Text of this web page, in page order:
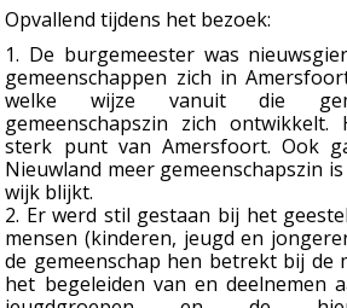
Opvallend tijdens het bezoek:
1. De burgemeester was
gemeenschappen zich in
welke wijze vanuit die
gemeenschapszin zich
sterk punt van Amersfoort. Ook
Nieuwland meer gemeenschapszin
wijk blijkt.
2. Er werd stil gestaan bij het
mensen (kinderen, jeugd en
de gemeenschap hen betrekt bij de
het begeleiden van en deelnemen